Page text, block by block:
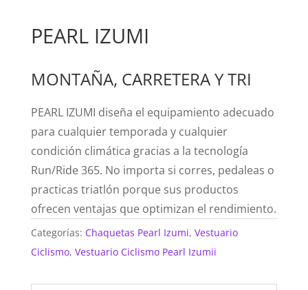
PEARL IZUMI
MONTAÑA, CARRETERA Y TRI
PEARL IZUMI diseña el equipamiento adecuado
para cualquier temporada y cualquier
condición climática gracias a la tecnología
Run/Ride 365. No importa si corres, pedaleas o
practicas triatlón porque sus productos
ofrecen ventajas que optimizan el rendimiento.
Categorías: Chaquetas Pearl Izumi, Vestuario
Ciclismo, Vestuario Ciclismo Pearl Izumii